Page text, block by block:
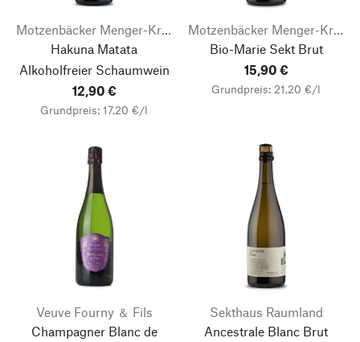
Motzenbäcker Menger-Krug
Hakuna Matata
Alkoholfreier Schaumwein
12,90 €
Grundpreis: 17,20 €/l
Motzenbäcker Menger-Krug
Bio-Marie Sekt Brut
15,90 €
Grundpreis: 21,20 €/l
Veuve Fourny ＆ Fils
Champagner Blanc de
Sekthaus Raumland
Ancestrale Blanc Brut